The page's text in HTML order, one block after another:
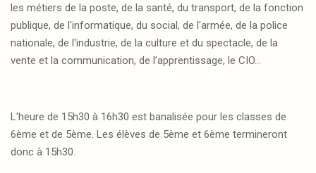
les métiers de la poste, de la santé, du transport, de la fonction
publique, de l'informatique, du social, de l'armée, de la police
nationale, de l'industrie, de la culture et du spectacle, de la
vente et la communication, de l’apprentissage, le CIO...
L'heure de 15h30 à 16h30 est banalisée pour les classes de
6ème et de 5ème. Les élèves de 5ème et 6ème termineront
donc à 15h30.